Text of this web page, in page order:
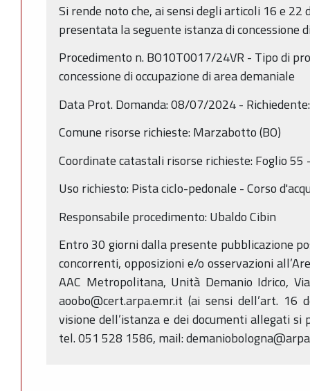
Si rende noto che, ai sensi degli articoli 16 e 22
presentata la seguente istanza di concessione
Procedimento n. BO10T0017/24VR - Tipo di
concessione di occupazione di area demaniale
Data Prot. Domanda: 08/07/2024 -
Comune risorse richieste: Marzabotto (BO)
Coordinate catastali risorse richieste: Foglio
Uso richiesto: Pista ciclo-pedonale - Corso
Responsabile procedimento: Ubaldo Cibin
Entro 30 giorni dalla presente pubblicazione
concorrenti, opposizioni e/o osservazioni
AAC Metropolitana, Unità Demanio Idrico,
aoobo@cert.arpa.emr.it (ai sensi dell’art. 16
visione dell’istanza e dei documenti allegati
tel. 051 528 1586, mail: